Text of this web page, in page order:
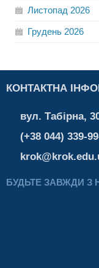
Листопад 2026
Грудень 2026
КОНТАКТНА
вул. Табірна,
(+38 044) 339-
БУДЬТЕ ЗАВЖДИ З